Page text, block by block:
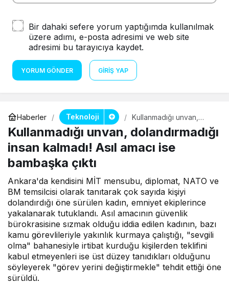
Bir dahaki sefere yorum yaptığımda kullanılmak
üzere adımı, e-posta adresimi ve web site
adresimi bu tarayıcıya kaydet.
YORUM GÖNDER GIRIŞ YAP
Haberler Teknoloji
Kullanmadığı unvan,
dolandırmadığı insan
kalmadı! Asıl amacı ise
bambaşka çıktı
Kullanmadığı unvan, dolandırmadığı
insan kalmadı! Asıl amacı ise
bambaşka çıktı
Ankara'da kendisini MİT mensubu, diplomat, NATO ve
BM temsilcisi olarak tanıtarak çok sayıda kişiyi
dolandırdığı öne sürülen kadın, emniyet ekiplerince
yakalanarak tutuklandı. Asıl amacının güvenlik
bürokrasisine sızmak olduğu iddia edilen kadının, bazı
kamu görevlileriyle yakınlık kurmaya çalıştığı, "sevgili
olma" bahanesiyle irtibat kurduğu kişilerden teklifini
kabul etmeyenleri ise üst düzey tanıdıkları olduğunu
söyleyerek "görev yerini değiştirmekle" tehdit ettiği öne
sürüldü.